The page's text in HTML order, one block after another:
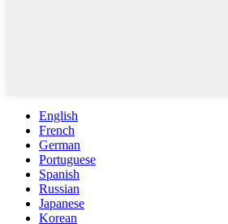
English
French
German
Portuguese
Spanish
Russian
Japanese
Korean